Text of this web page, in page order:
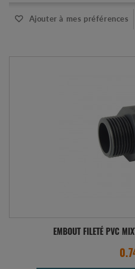
Ajouter à mes préférences
EMBOUT FILETÉ PVC